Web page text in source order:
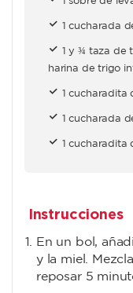
1 cucharada
1 y ¾ taza de
harina de trigo
1 cucharadita
1 cucharada
1 cucharadita
Instrucciones
En un bol,
y la miel.
reposar 5